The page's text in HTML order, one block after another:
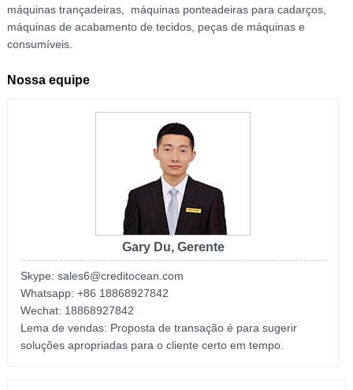
máquinas trançadeiras, máquinas ponteadeiras para cadarços,
máquinas de acabamento de tecidos, peças de máquinas e
consumíveis.
Nossa equipe
Gary Du, Gerente
Skype: sales6@creditocean.com
Whatsapp: +86 18868927842
Wechat: 18868927842
Lema de vendas: Proposta de transação é para sugerir
soluções apropriadas para o cliente certo em tempo.